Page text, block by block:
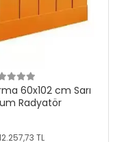
60x102 cm Sarı
Radyatör
TL